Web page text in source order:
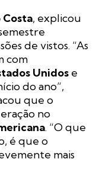
, explicou
de vistos. “As
com
Unidos e
do ano”,
que o
no
. “O que
é que o
mais